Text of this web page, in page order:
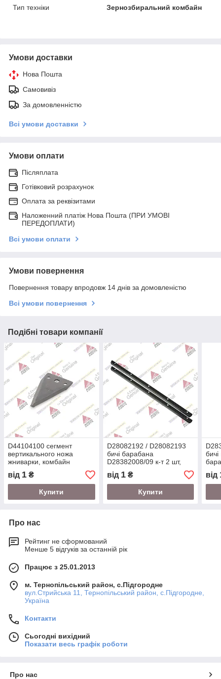
Тип техніки
Зернозбиральний комбайн
Умови доставки
Нова Пошта
Самовивіз
За домовленністю
Всі умови доставки
Умови оплати
Післяплата
Готівковий розрахунок
Оплата за реквізитами
Наложенний платіж Нова Пошта (ПРИ УМОВІ
ПЕРЕДОПЛАТИ)
Всі умови оплати
Умови повернення
Повернення товару впродовж 14 днів за домовленістю
Всі умови повернення
Подібні товари компанії
D44104100 сегмент
вертикального ножа
жниварки, комбайн
Massey Ferguson
від 1 ₴
Купити
D28082192 / D28082193
бичі барабана
D28382008/09 к-т 2 шт,
АНАЛОГ (EU), комбайн
Massey Ferguson
від 1₴
Купити
від
Про нас
Рейтинг не сформований
Менше 5 відгуків за останній рік
Працює з 25.01.2013
м. Тернопільський район, с.Підгородне
вул.Стрийська 11, Тернопільський район, с.Підгородне,
Україна
Контакти
Сьогодні вихідний
Показати весь графік роботи
Про нас